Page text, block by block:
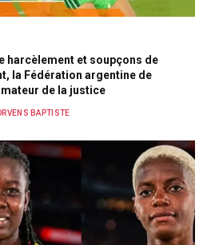
harcèlement et soupçons de
la Fédération argentine de
de la justice
BAPTISTE